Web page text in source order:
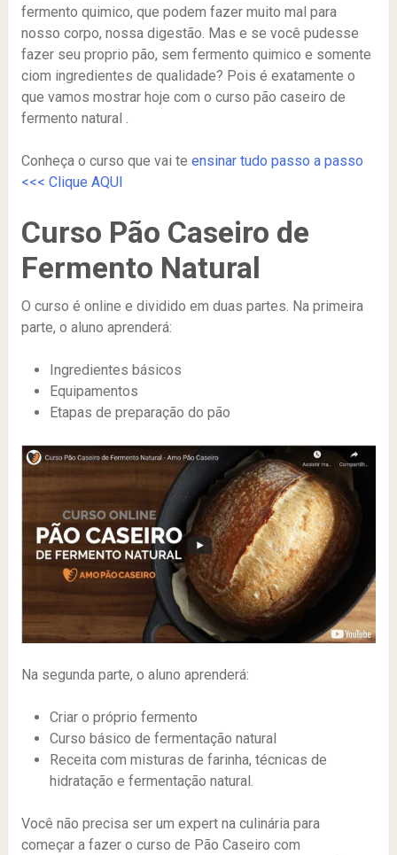
fermento quimico, que podem fazer muito mal para
nosso corpo, nossa digestão. Mas e se você pudesse
fazer seu proprio pão, sem fermento quimico e somente
ciom ingredientes de qualidade? Pois é exatamente o
que vamos mostrar hoje com o curso pão caseiro de
fermento natural .
Conheça o curso que vai te ensinar tudo passo a passo
<<< Clique AQUI
Curso Pão Caseiro de
Fermento Natural
O curso é online e dividido em duas partes. Na primeira
parte, o aluno aprenderá:
Ingredientes básicos
Equipamentos
Etapas de preparação do pão
Na segunda parte, o aluno aprenderá:
Criar o próprio fermento
Curso básico de fermentação natural
Receita com misturas de farinha, técnicas de
hidratação e fermentação natural.
Você não precisa ser um expert na culinária para
começar a fazer o curso de Pão Caseiro com